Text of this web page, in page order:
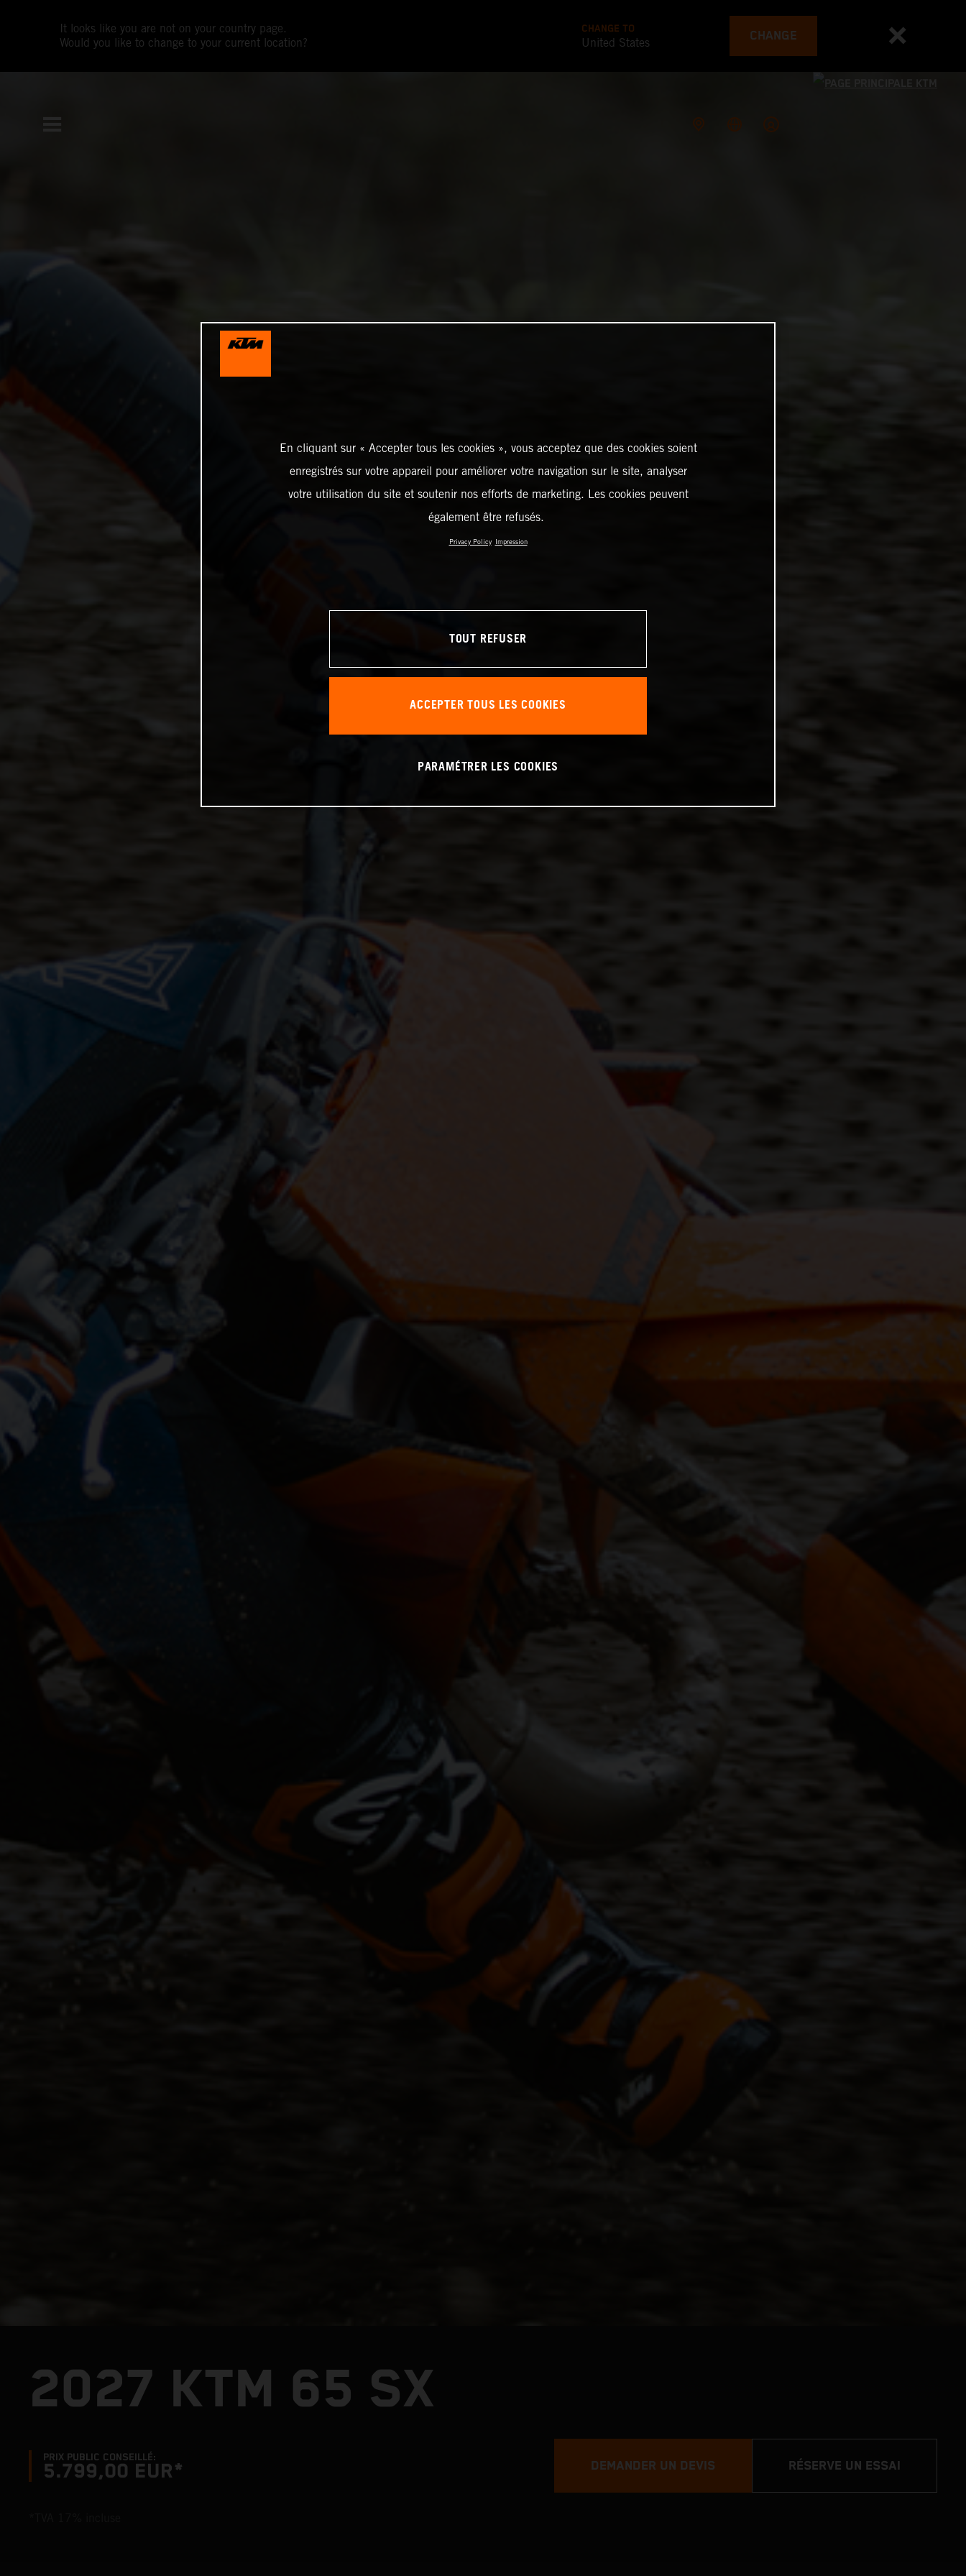
It looks like you are not on your country page.
Would you like to change to your current location?
CHANGE TO
United States CHANGE
2027 KTM 65 SX
PRIX PUBLIC CONSEILLÉ:
5.799,00 EUR* DEMANDER UN DEVIS RÉSERVE UN ESSAI
En cliquant sur « Accepter tous les cookies », vous acceptez que des cookies soient
enregistrés sur votre appareil pour améliorer votre navigation sur le site, analyser
votre utilisation du site et soutenir nos efforts de marketing. Les cookies peuvent
également être refusés.
Privacy Policy Impression
TOUT REFUSER
ACCEPTER TOUS LES COOKIES
PARAMÉTRER LES COOKIES